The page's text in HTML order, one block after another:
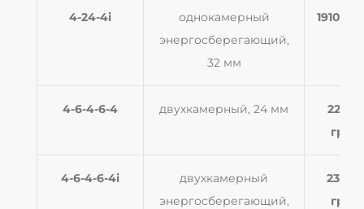
4-24-4i
однокамерный
энергосберегающий,
32 мм
1910
4-6-4-6-4 двухкамерный, 24 мм
2250
грн
4-6-4-6-4i
двухкамерный
энергосберегающий,
2340
грн